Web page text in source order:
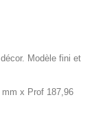
Modèle fini et
x Prof 187,96